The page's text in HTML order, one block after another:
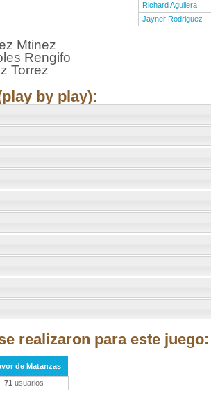
Richard Aguilera
Jayner Rodriguez
Mtinez
Rengifo
Torrez
by play):
realizaron para este juego:
de Matanzas
71 usuarios